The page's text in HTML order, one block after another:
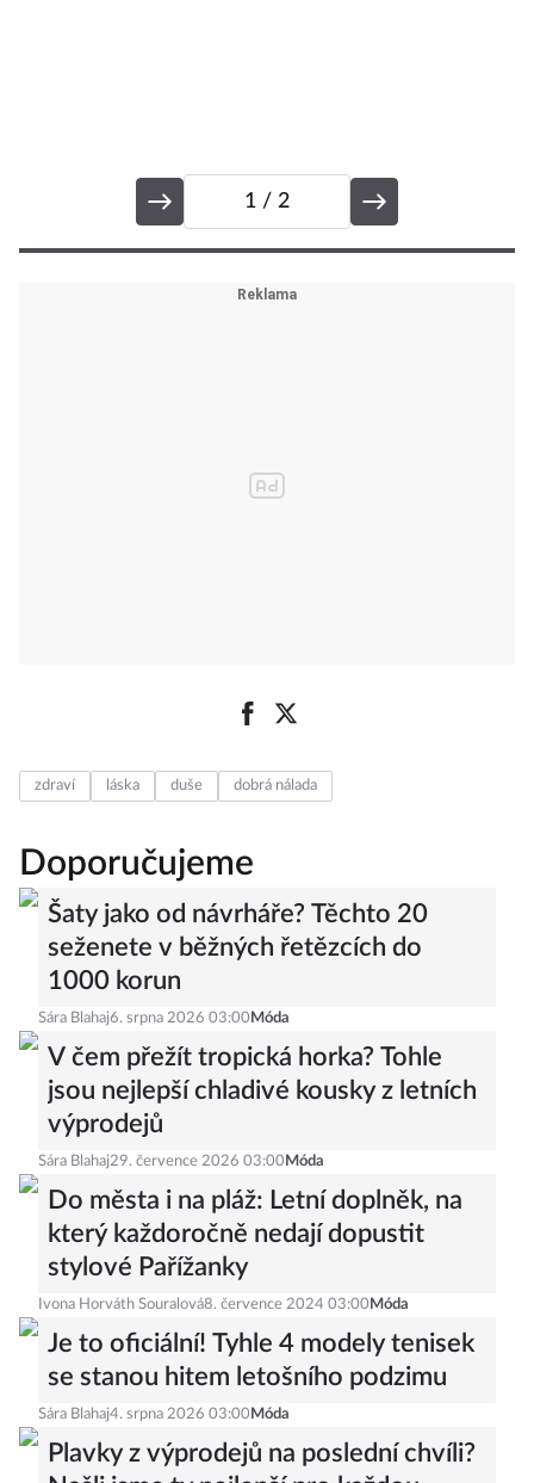
1 / 2
zdraví láska duše dobrá nálada
Doporučujeme
Šaty jako od návrháře? Těchto 20
seženete v běžných řetězcích do
1000 korun
Sára Blahaj6. srpna 2026 03:00 Móda
V čem přežít tropická horka? Tohle
jsou nejlepší chladivé kousky z letních
výprodejů
Sára Blahaj29. července 2026 03:00 Móda
Do města i na pláž: Letní doplněk, na
který každoročně nedají dopustit
stylové Pařížanky
Ivona Horváth Souralová8. července 2024 03:00 Móda
Je to oficiální! Tyhle 4 modely tenisek
se stanou hitem letošního podzimu
Sára Blahaj4. srpna 2026 03:00 Móda
Plavky z výprodejů na poslední chvíli?